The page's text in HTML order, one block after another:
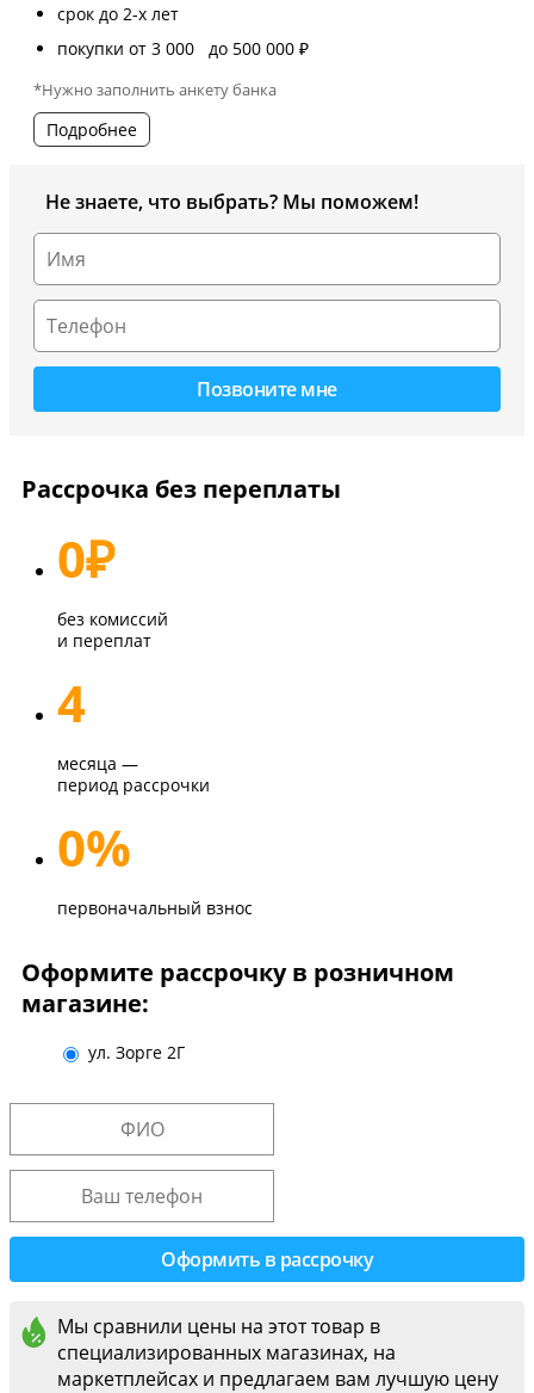
срок до 2-х лет
покупки от 3 000 до 500 000 ₽
*Нужно заполнить анкету банка
Подробнее
Не знаете, что выбрать? Мы поможем!
Рассрочка без переплаты
0₽
без комиссий
и переплат
4
месяца —
период рассрочки
0%
первоначальный взнос
Оформите рассрочку в розничном
магазине:
ул. Зорге 2Г
Мы сравнили цены на этот товар в
специализированных магазинах, на
маркетплейсах и предлагаем вам лучшую цену